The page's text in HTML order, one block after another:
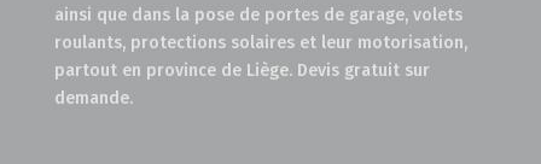
ainsi que dans la pose de portes de garage, volets
roulants, protections solaires et leur motorisation,
partout en province de Liège. Devis gratuit sur
demande.